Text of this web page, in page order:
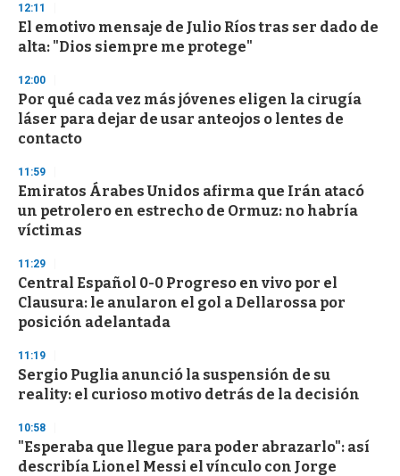
d
s
o
f
3
s
e
c
o
d
s
12:11
El emotivo mensaje de Julio Ríos tras ser dado de
alta: "Dios siempre me protege"
12:00
Por qué cada vez más jóvenes eligen la cirugía
láser para dejar de usar anteojos o lentes de
contacto
11:59
Emiratos Árabes Unidos afirma que Irán atacó
un petrolero en estrecho de Ormuz: no habría
víctimas
11:29
Central Español 0-0 Progreso en vivo por el
Clausura: le anularon el gol a Dellarossa por
posición adelantada
11:19
Sergio Puglia anunció la suspensión de su
reality: el curioso motivo detrás de la decisión
10:58
"Esperaba que llegue para poder abrazarlo": así
describía Lionel Messi el vínculo con Jorge